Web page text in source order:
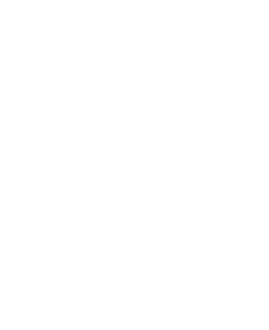
Sluitingen Stoer Met